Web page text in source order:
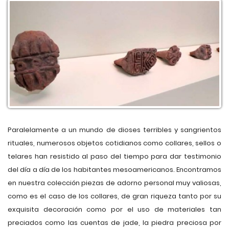
Paralelamente a un mundo de dioses terribles y sangrientos
rituales, numerosos objetos cotidianos como collares, sellos o
telares han resistido al paso del tiempo para dar testimonio
del día a día de los habitantes mesoamericanos. Encontramos
en nuestra colección piezas de adorno personal muy valiosas,
como es el caso de los collares, de gran riqueza tanto por su
exquisita decoración como por el uso de materiales tan
preciados como las cuentas de jade, la piedra preciosa por